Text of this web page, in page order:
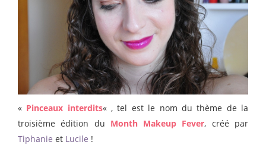
« Pinceaux interdits« , tel est le nom du thème de la
troisième édition du Month Makeup Fever, créé par
Tiphanie et Lucile !